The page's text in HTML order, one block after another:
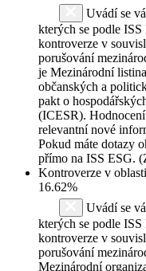
Uvádí se
kterých se podle
kontroverze v
porušování
je Mezinárodní
občanských a
pakt o
(ICESR).
relevantní nové
Pokud máte dotazy
přímo na ISS ESG.
Kontroverze v
16.62%
Uvádí se
kterých se podle
kontroverze v
porušování
Mezinárodní